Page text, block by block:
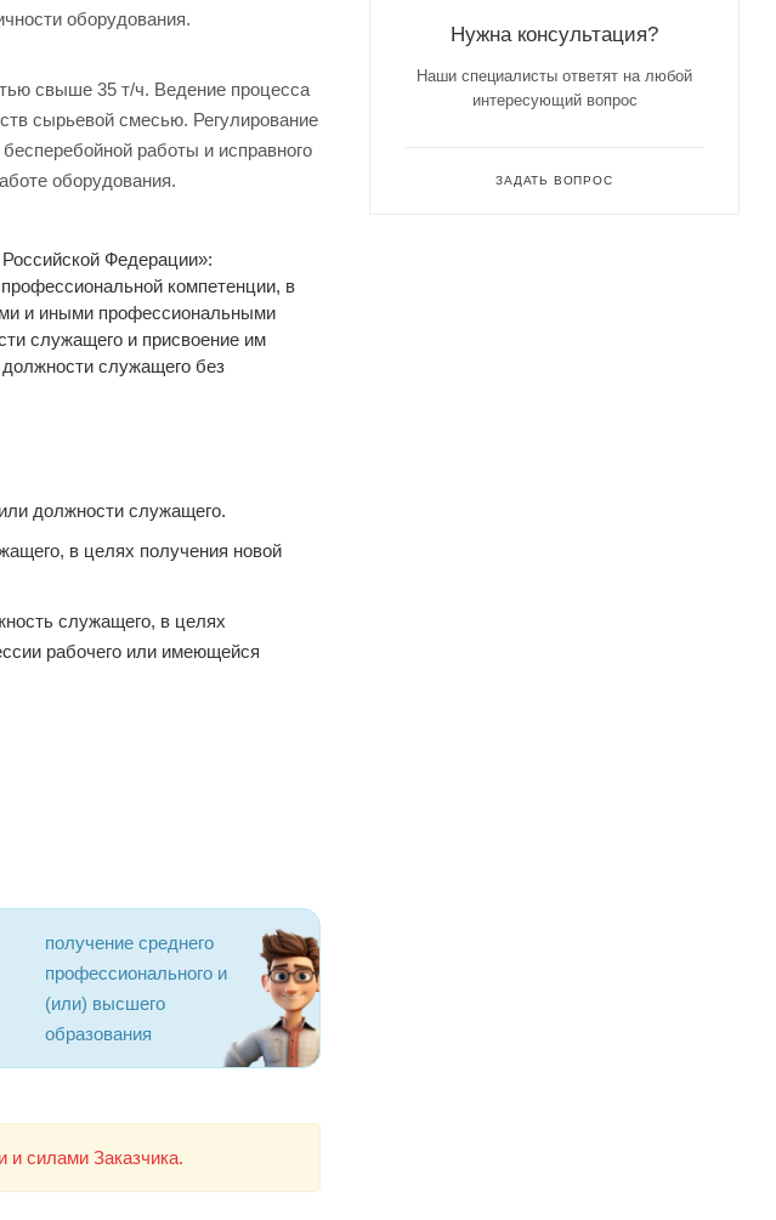
оборудования.
свыше 35 т/ч. Ведение процесса
сырьевой смесью. Регулирование
работы и исправного
оборудования.
Федерации»:
компетенции, в
и иными профессиональными
служащего и присвоение им
служащего без
должности служащего.
в целях получения новой
служащего, в целях
рабочего или имеющейся
получение среднего
профессионального и
(или) высшего
образования
и силами Заказчика.
Нужна консультация?
Наши специалисты ответят на любой
интересующий вопрос
ЗАДАТЬ ВОПРОС